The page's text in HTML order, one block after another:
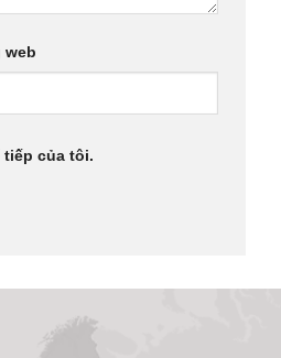
web
của tôi.